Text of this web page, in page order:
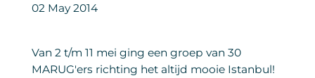
02 May 2014
Van 2 t/m 11 mei ging een groep van 30
MARUG'ers richting het altijd mooie Istanbul!